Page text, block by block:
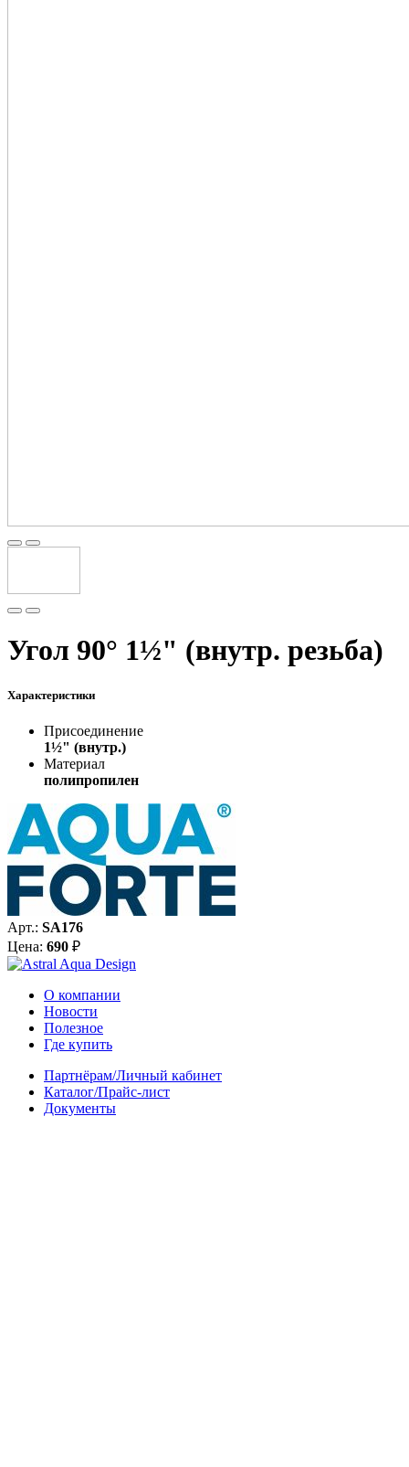
Угол 90° 1½" (внутр. резьба)
Характеристики
Присоединение
1½" (внутр.)
Материал
полипропилен
Арт.: SA176
Цена: 690 ₽
О компании
Новости
Полезное
Где купить
Партнёрам/Личный кабинет
Каталог/Прайс-лист
Документы